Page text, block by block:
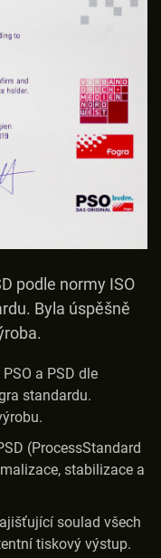
podle normy ISO
Byla úspěšně
a PSD dle
standardu.
(ProcessStandard
stabilizace a
soulad všech
tiskový výstup.